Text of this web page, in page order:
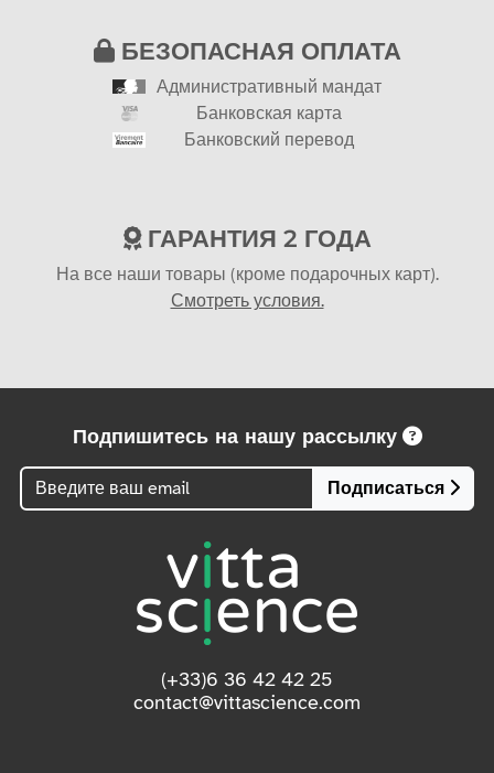
БЕЗОПАСНАЯ ОПЛАТА
Административный мандат
Банковская карта
Банковский перевод
ГАРАНТИЯ 2 ГОДА
На все наши товары (кроме подарочных карт).
Смотреть условия.
Подпишитесь на нашу рассылку
Подписаться
(+33)6 36 42 42 25
contact@vittascience.com